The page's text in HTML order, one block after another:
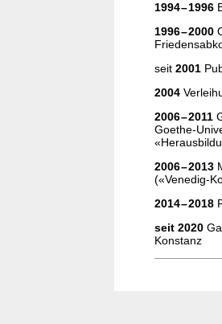
1994 – 1996
1996 – 2000
seit 2001
2004
2006 – 2011
Goethe-
2006 – 2013
(«Venedig-
2014 – 2018
seit 2020
Konstanz